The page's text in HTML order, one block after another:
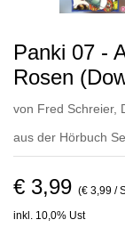
Panki 07 -
Rosen
von Fred Schreier,
aus der Hörbuch
€ 3,99 (€ 3,99 /
inkl. 10,0% Ust